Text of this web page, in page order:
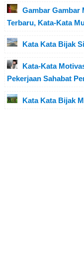
Gambar Gambar
Terbaru, Kata-Kata
Kata Kata Bijak
Kata-Kata
Pekerjaan Sahabat
Kata Kata Bijak